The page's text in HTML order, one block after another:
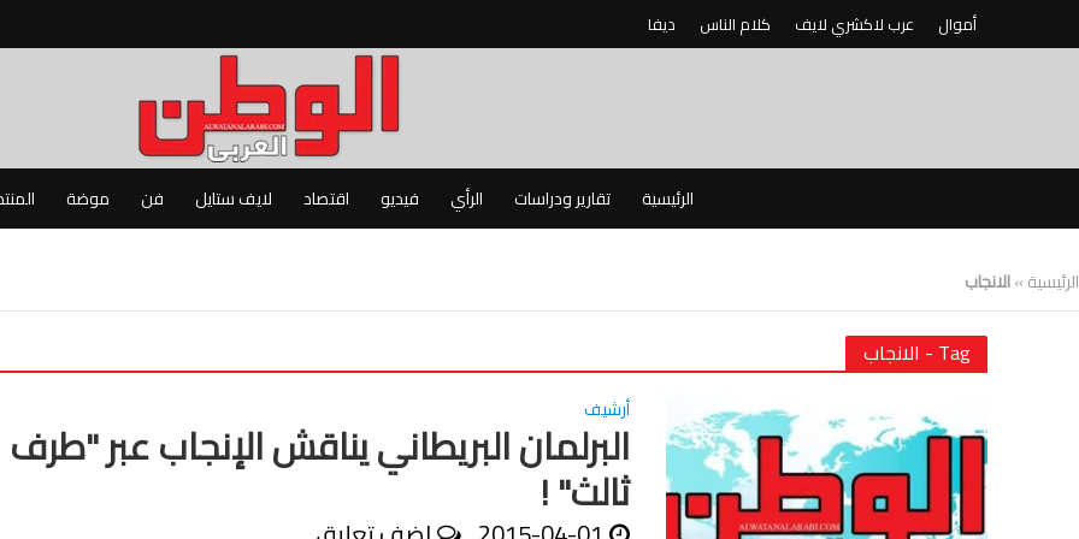
أموال عرب لاكشري لايف كلام الناس ديفا
الرئيسية تقارير ودراسات الرأي فيديو اقتصاد لايف ستايل فن موضة
الرئيسية»الانجاب
Tag - الانجاب
أرشيف
البرلمان البريطاني يناقش الإنجاب عبر "طرف
ثالث" !